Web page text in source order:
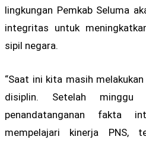
lingkungan Pemkab Seluma
integritas untuk
sipil negara.
“Saat ini kita masih
disiplin. Setelah
penandatanganan fakta
mempelajari kinerja PNS,